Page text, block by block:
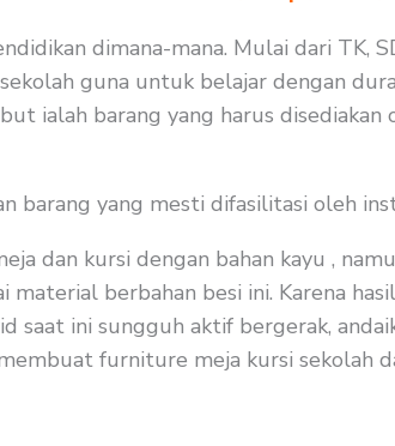
dimana-mana. Mulai dari TK,
guna untuk belajar dengan
ialah barang yang harus disediakan
barang yang mesti difasilitasi oleh
dan kursi dengan bahan kayu ,
material berbahan besi ini. Karena
saat ini sungguh aktif bergerak,
furniture meja kursi sekolah